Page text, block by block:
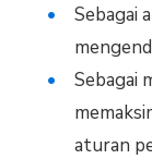
Sebagai
Sebagai
aturan